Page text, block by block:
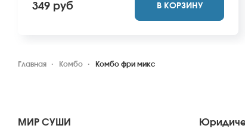
349 руб В КОРЗИНУ
Главная Комбо Комбо фри микс
МИР СУШИ